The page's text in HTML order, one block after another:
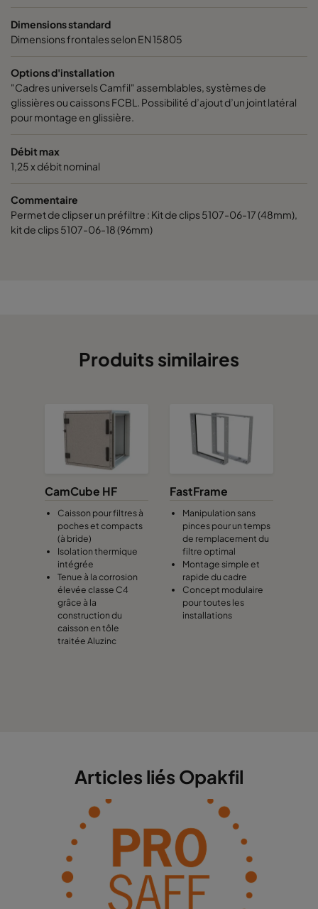
Dimensions standard
Dimensions frontales selon EN 15805
Options d'installation
"Cadres universels Camfil" assemblables, systèmes de
glissières ou caissons FCBL. Possibilité d’ajout d’un joint latéral
pour montage en glissière.
Débit max
1,25 x débit nominal
Commentaire
Permet de clipser un préfiltre : Kit de clips 5107-06-17 (48mm),
kit de clips 5107-06-18 (96mm)
Produits similaires
CamCube HF
Caisson pour filtres à
poches et compacts
(à bride)
Isolation thermique
intégrée
Tenue à la corrosion
élevée classe C4
grâce à la
construction du
caisson en tôle
traitée Aluzinc
FastFrame
Manipulation sans
pinces pour un temps
de remplacement du
filtre optimal
Montage simple et
rapide du cadre
Concept modulaire
pour toutes les
installations
Articles liés Opakfil